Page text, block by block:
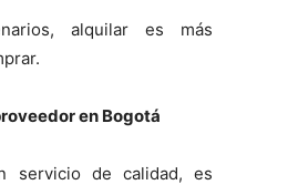
alquilar es más
en Bogotá
servicio de calidad, es